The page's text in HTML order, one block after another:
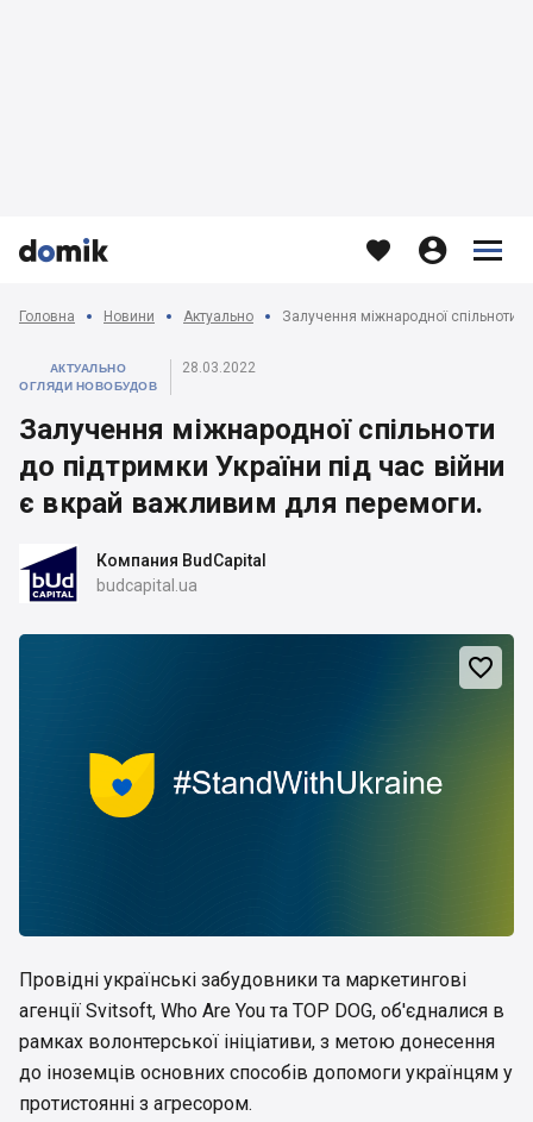


   


Головна Новини Актуально
АКТУАЛЬНО
ОГЛЯДИ НОВОБУДОВ
28.03.2022
Залучення міжнародної спільноти
до підтримки України під час війни
є вкрай важливим для перемоги.
Компания BudCapital
budcapital.ua

Провідні українські забудовники та маркетингові
агенції Svitsoft, Who Are You та TOP DOG, об'єдналися в
рамках волонтерської ініціативи, з метою донесення
до іноземців основних способів допомоги українцям у
протистоянні з агресором.